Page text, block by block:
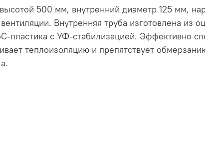
500 мм, внутренний диаметр 125 мм,
Внутренняя труба изготовлена из
пластика с УФ-стабилизацией. Эффективно
теплоизоляцию и препятствует